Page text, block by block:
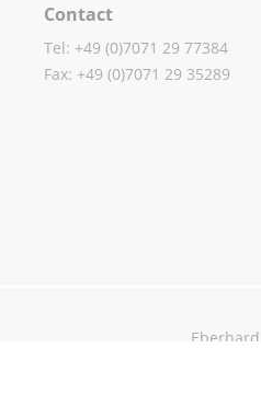
Contact
Tel: +49 (0)7071 29 77384
Fax: +49 (0)7071 29 35289